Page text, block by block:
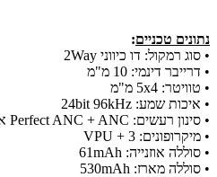
נתונים טכניים:
• סוג רמקול: דו כיווני 2Way
• דרייבר דינמי: 10 מ"מ
• טוויטר: 5x4 מ"מ
• איכות שמע: 24bit 96kHz
• סינון רעשים: Perfect ANC + ANC אדפטיבי + מצב Ambient
• מיקרופונים: 3 + VPU
• סוללה אוזנייה: 61mAh
• סוללה מארז: 530mAh